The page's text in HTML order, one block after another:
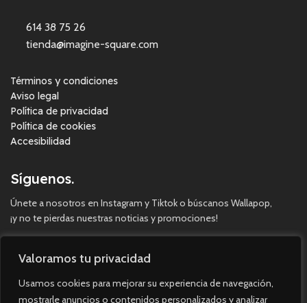
Valoramos tu privacidad
Usamos cookies para mejorar su experiencia de navegación,
mostrarle anuncios o contenidos personalizados y analizar
614 38 75 26
tienda@imagine-square.com
Términos y condiciones
Aviso legal
Política de privacidad
Política de cookies
Accesibilidad
Síguenos.
Únete a nosotros en Instagram y Tiktok o búscanos Wallapop,
¡y no te pierdas nuestras noticias y promociones!